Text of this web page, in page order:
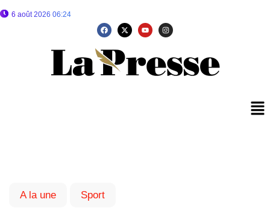
6 août 2026 06:24
A la une Sport